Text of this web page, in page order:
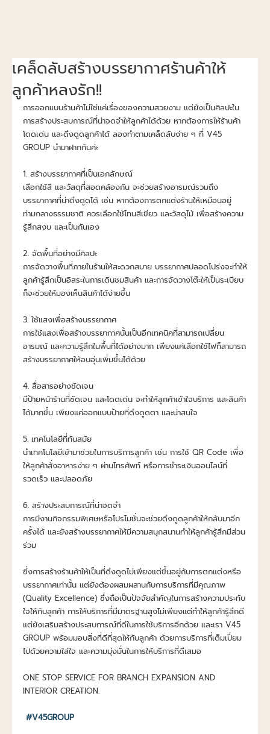
เคล็ดลับสร้างบรรยากาศร้านค้าให้
ลูกค้าหลงรัก!!
การออกแบบร้านค้าไม่ใช่แค่เรื่องของความสวยงาม แต่ยังเป็นศิลปะใน
การสร้างประสบการณ์ที่น่าจดจำให้ลูกค้าได้ด้วย หากต้องการให้ร้านค้า
โดดเด่น และดึงดูดลูกค้าได้ ลองทำตามเคล็ดลับง่าย ๆ ที่ V45
GROUP นำมาฝากกันค่ะ
1. สร้างบรรยากาศที่เป็นเอกลักษณ์
เลือกใช้สี และวัสดุที่สอดคล้องกัน จะช่วยสร้างอารมณ์รวมถึง
บรรยากาศที่น่าดึงดูดได้ เช่น หากต้องการตกแต่งร้านให้เหมือนอยู่
ท่ามกลางธรรมชาติ ควรเลือกใช้โทนสีเขียว และวัสดุไม้ เพื่อสร้างความ
รู้สึกสงบ และเป็นกันเอง
2. จัดพื้นที่อย่างมีศิลปะ
การจัดวางพื้นที่ภายในร้านให้สะดวกสบาย บรรยากาศปลอดโปร่งจะทำให้
ลูกค้ารู้สึกเป็นอิสระในการเดินชมสินค้า และการจัดวางโต๊ะให้เป็นระเบียบ
ก็จะช่วยให้มองเห็นสินค้าได้ง่ายขึ้น
3. ใช้แสงเพื่อสร้างบรรยากาศ
การใช้แสงเพื่อสร้างบรรยากาศนั้นเป็นอีกเทคนิคที่สามารถเปลี่ยน
อารมณ์ และความรู้สึกในพื้นที่ได้อย่างมาก เพียงแค่เลือกใช้ไฟก็สามารถ
สร้างบรรยากาศให้อบอุ่นเพิ่มขึ้นได้ด้วย
4. สื่อสารอย่างชัดเจน
มีป้ายหน้าร้านที่ชัดเจน และโดดเด่น จะทำให้ลูกค้าเข้าใจบริการ และสินค้า
ได้มากขึ้น เพียงแค่ออกแบบป้ายที่ดึงดูดตา และน่าสนใจ
5. เทคโนโลยีที่ทันสมัย
นำเทคโนโลยีเข้ามาช่วยในการบริการลูกค้า เช่น การใช้ QR Code เพื่อ
ให้ลูกค้าสั่งอาหารง่าย ๆ ผ่านโทรศัพท์ หรือการชำระเงินออนไลน์ที่
รวดเร็ว และปลอดภัย
6. สร้างประสบการณ์ที่น่าจดจำ
การมีงานกิจกรรมพิเศษหรือโปรโมชั่นจะช่วยดึงดูดลูกค้าให้กลับมาอีก
ครั้งได้ และยังสร้างบรรยากาศให้มีความสนุกสนานทำให้ลูกค้ารู้สึกมีส่วน
ร่วม
ซึ่งการสร้างร้านค้าให้เป็นที่ดึงดูดไม่เพียงแต่ขึ้นอยู่กับการตกแต่งหรือ
บรรยากาศเท่านั้น แต่ยังต้องผสมผสานกับการบริการที่มีคุณภาพ
(Quality Excellence) ซึ่งถือเป็นปัจจัยสำคัญในการสร้างความประทับ
ใจให้กับลูกค้า การให้บริการที่มีมาตรฐานสูงไม่เพียงแต่ทำให้ลูกค้ารู้สึกดี
แต่ยังเสริมสร้างประสบการณ์ที่ดีในการใช้บริการอีกด้วย และเรา V45
GROUP พร้อมมอบสิ่งที่ดีที่สุดให้กับลูกค้า ด้วยการบริการที่เต็มเปี่ยม
ไปด้วยความใส่ใจ และความมุ่งมั่นในการให้บริการที่ดีเสมอ
ONE STOP SERVICE FOR BRANCH EXPANSION AND
INTERIOR CREATION.
#V45GROUP